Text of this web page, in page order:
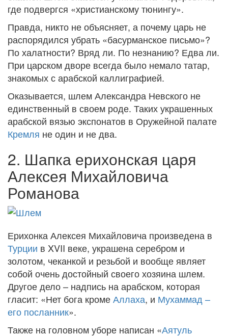
где подвергся «христианскому тюнингу».
Правда, никто не объясняет, а почему царь не
распорядился убрать «басурманское письмо»?
По халатности? Вряд ли. По незнанию? Едва ли.
При царском дворе всегда было немало татар,
знакомых с арабской каллиграфией.
Оказывается, шлем Александра Невского не
единственный в своем роде. Таких украшенных
арабской вязью экспонатов в Оружейной палате
Кремля не один и не два.
2. Шапка ерихонская царя
Алексея Михайловича
Романова
Ерихонка Алексея Михайловича произведена в
Турции в XVII веке, украшена серебром и
золотом, чеканкой и резьбой и вообще являет
собой очень достойный своего хозяина шлем.
Другое дело – надпись на арабском, которая
гласит: «Нет бога кромеАллаха, и Мухаммад –
его посланник».
Также на головном уборе написан «Аятуль